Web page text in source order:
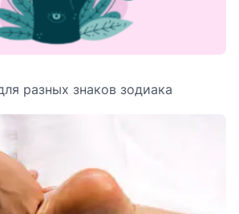
разных знаков зодиака